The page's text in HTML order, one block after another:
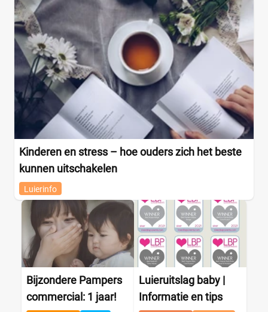
Kinderen en stress – hoe ouders zich het beste
kunnen uitschakelen
Luierinfo
Bijzondere Pampers
commercial: 1 jaar!
Luieruitslag baby |
Informatie en tips